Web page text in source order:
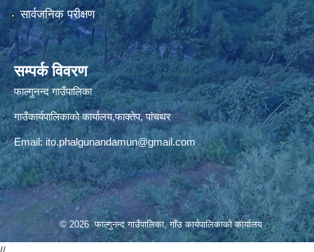
सार्वजनिक परीक्षण
सम्पर्क विवरण
फाल्गुनन्द गाउँपालिका
गाउँकार्यपालिकाको कार्यालय,फाक्तेप, पांचथर
Email: ito.phalgunandamun@gmail.com
© 2026 फाल्गुनन्द गाउँपालिका, गाँउ कार्यपालिकाको कार्यालय